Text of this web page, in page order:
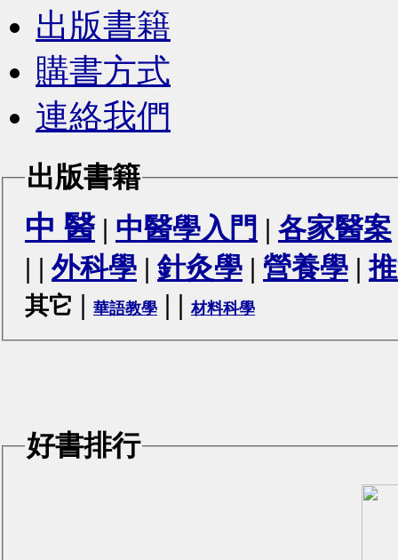
出版書籍
購書方式
連絡我們
出版書籍
中 醫 | 中醫學入門 | 各家醫案
| |外科學 |針灸學 | 營養學 |
其它 | 華語教學 | |材料科學
好書排行